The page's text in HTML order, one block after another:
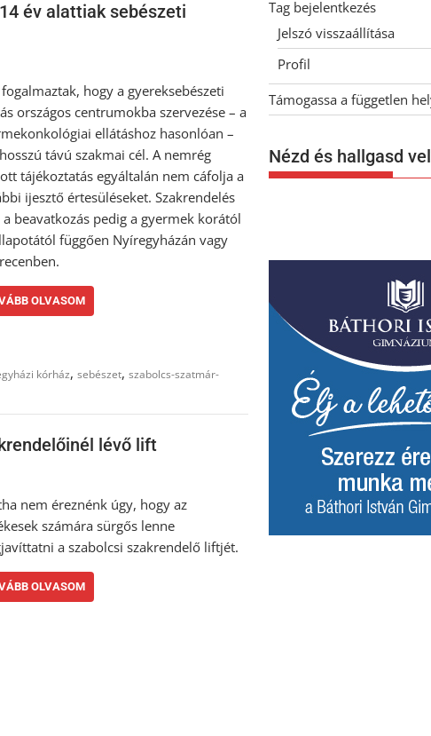
év alattiak sebészeti
hogy a gyereksebészeti
országos centrumokba szervezése – a
ellátáshoz hasonlóan –
távú szakmai cél. A nemrég
tájékoztatás egyáltalán nem cáfolja a
ijesztő értesüléseket. Szakrendelés
a beavatkozás pedig a gyermek korától
függően Nyíregyházán vagy
OLVASOM
kórház, sebészet, szabolcs-szatmár-
lévő lift
nem éreznénk úgy, hogy az
számára sürgős lenne
a szabolcsi szakrendelő liftjét.
OLVASOM
Tag bejelentkezés
Jelszó visszaállítása
Profil
Támogassa a független
Nézd és hallgasd